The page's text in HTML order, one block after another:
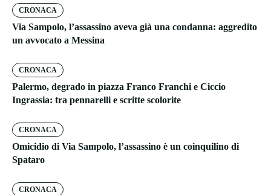
CRONACA
Via Sampolo, l’assassino aveva già una condanna: aggredito
un avvocato a Messina
CRONACA
Palermo, degrado in piazza Franco Franchi e Ciccio
Ingrassia: tra pennarelli e scritte scolorite
CRONACA
Omicidio di Via Sampolo, l’assassino è un coinquilino di
Spataro
CRONACA